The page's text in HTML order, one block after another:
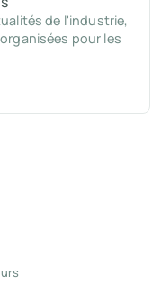
de l'industrie,
pour les